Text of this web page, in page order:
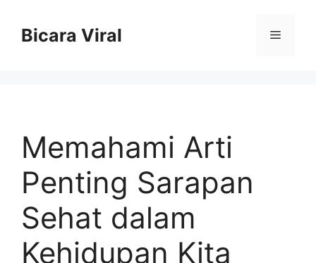
contentBicara Viral Menu
Memahami Arti
Penting Sarapan
Sehat dalam
Kehidupan Kita